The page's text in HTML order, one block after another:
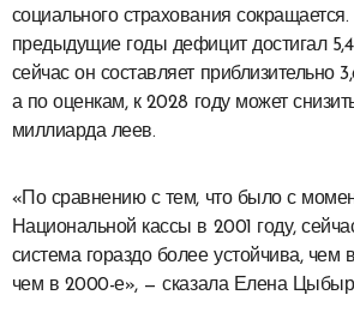
социального страхования
предыдущие годы дефицит достигал
сейчас он составляет приблизительно
а по оценкам, к 2028 году может
миллиарда леев.
«По сравнению с тем, что было с
Национальной кассы в 2001 году,
система гораздо более устойчива,
чем в 2000-е», — сказала Елена